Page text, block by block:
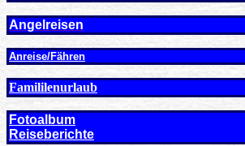
Angelreisen
Anreise/Fähren
Famililenurlaub
Fotoalbum
Reiseberichte